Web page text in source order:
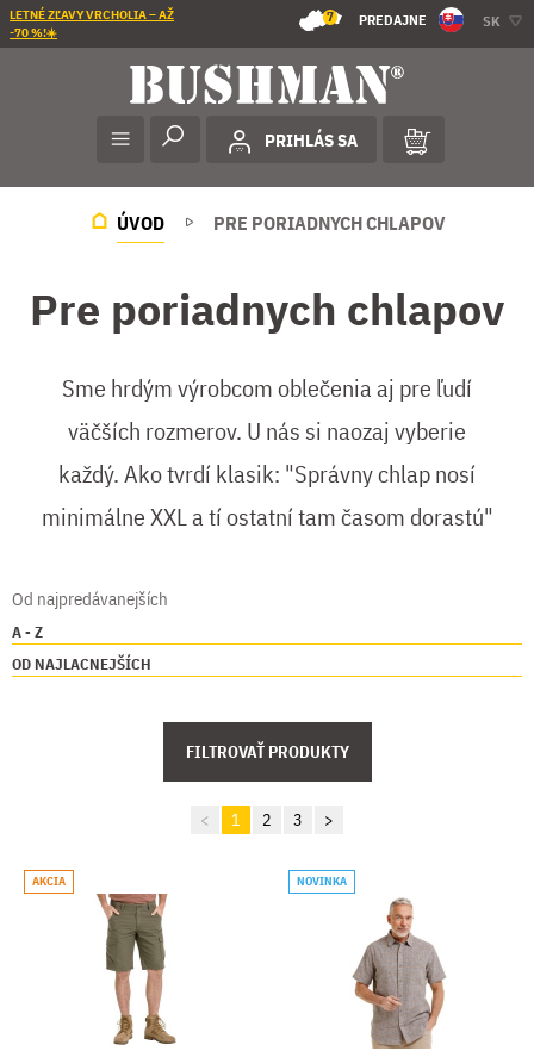
LETNÉ ZĽAVY VRCHOLIA – AŽ
-70 %!☀️
7 PREDAJNE SK
PRIHLÁS SA
ÚVOD PRE PORIADNYCH CHLAPOV
Pre poriadnych chlapov
Sme hrdým výrobcom oblečenia aj pre ľudí
väčších rozmerov. U nás si naozaj vyberie
každý. Ako tvrdí klasik: "Správny chlap nosí
minimálne XXL a tí ostatní tam časom dorastú"
Od najpredávanejších
A - Z
OD NAJLACNEJŠÍCH
FILTROVAŤ PRODUKTY
< 1 2 3 >
AKCIA NOVINKA